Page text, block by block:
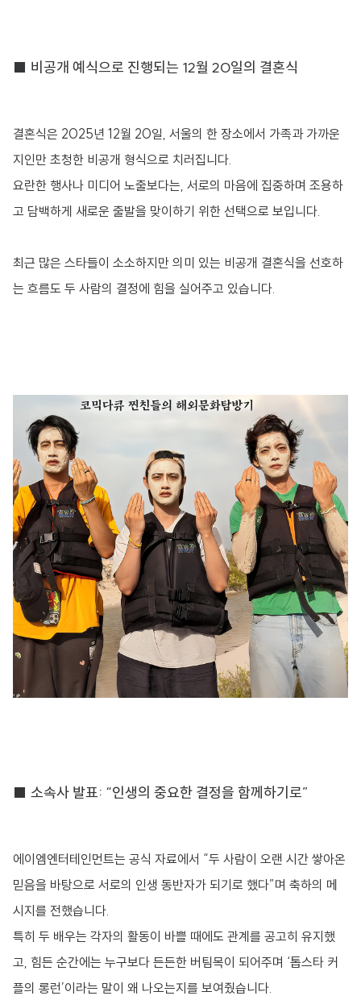
■ 비공개 예식으로 진행되는 12월 20일의 결혼식
결혼식은 2025년 12월 20일, 서울의 한 장소에서 가족과 가까운
지인만 초청한 비공개 형식으로 치러집니다.
요란한 행사나 미디어 노출보다는, 서로의 마음에 집중하며 조용하
고 담백하게 새로운 출발을 맞이하기 위한 선택으로 보입니다.
최근 많은 스타들이 소소하지만 의미 있는 비공개 결혼식을 선호하
는 흐름도 두 사람의 결정에 힘을 실어주고 있습니다.
■ 소속사 발표: “인생의 중요한 결정을 함께하기로”
에이엠엔터테인먼트는 공식 자료에서 “두 사람이 오랜 시간 쌓아온
믿음을 바탕으로 서로의 인생 동반자가 되기로 했다”며 축하의 메
시지를 전했습니다.
특히 두 배우는 각자의 활동이 바쁠 때에도 관계를 공고히 유지했
고, 힘든 순간에는 누구보다 든든한 버팀목이 되어주며 ‘톱스타 커
플의 롱런’이라는 말이 왜 나오는지를 보여줬습니다.